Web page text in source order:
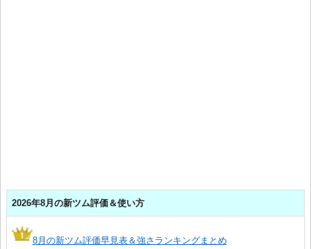
2026年8月の新ツム評価＆使い方
8月の新ツム評価早見表＆強さランキングまとめ